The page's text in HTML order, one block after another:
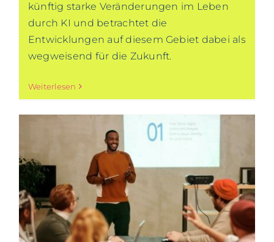
künftig starke Veränderungen im Leben
durch KI und betrachtet die
Entwicklungen auf diesem Gebiet dabei als
wegweisend für die Zukunft.
Weiterlesen